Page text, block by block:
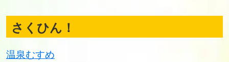
さくひん！
温泉むすめ